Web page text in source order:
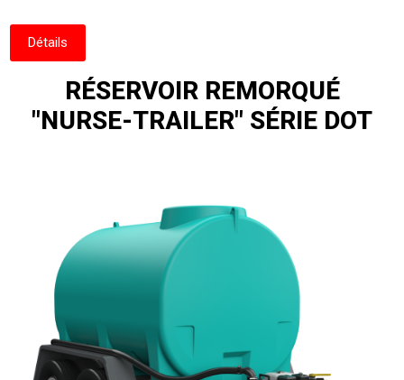
Détails
RÉSERVOIR REMORQUÉ
"NURSE-TRAILER" SÉRIE DOT